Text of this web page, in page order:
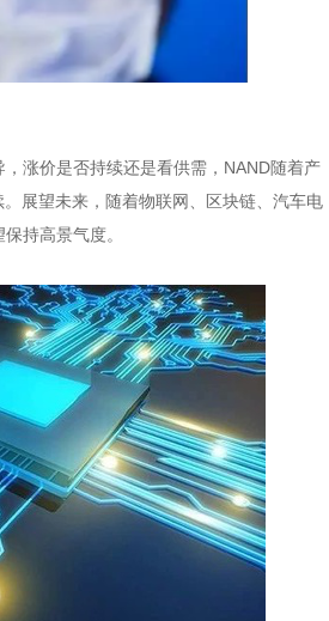
涨价是否持续还是看供需，NAND随着产
展望未来，随着物联网、区块链、汽车电
持高景气度。